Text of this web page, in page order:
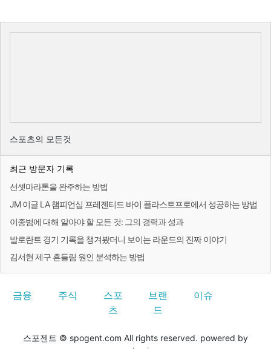
스포츠의 모든것
최근 방문자 기록
선셋마라톤을 완주하는 방법
JM 이글 LA 챔피언십 프레젠티드 바이 플라스트프로에서 성공하는 방법
이종범에 대해 알아야 할 모든 것: 그의 경력과 성과
발로란트 경기 기록을 챙겨봤더니 보이는 라운드의 진짜 이야기
김서현 제구 흔들림 원인 분석하는 방법
금융 주식
스포
츠
브랜
드
이슈
스포젠트 © spogent.com All rights reserved. powered by